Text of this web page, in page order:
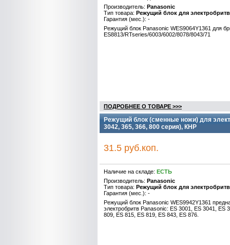
Производитель: Panasonic
Тип товара: Режущий блок для
Гарантия (мес.): -
Режущий блок Panasonic WES9064Y1361 для
ES8813/RTseries/6003/6002/8078/8043/71
ПОДРОБНЕЕ О ТОВАРЕ >>>
Режущий блок (сменные ножи) для
3042, 365, 366, 800 серия), КНР
31.5 руб.коп.
Наличие на складе: ЕСТЬ
Производитель: Panasonic
Тип товара: Режущий блок для
Гарантия (мес.): -
Режущий блок Panasonic WES9942Y1361
электробритв Panasonic: ES 3001, ES 3041, ES
809, ES 815, ES 819, ES 843, ES 876.